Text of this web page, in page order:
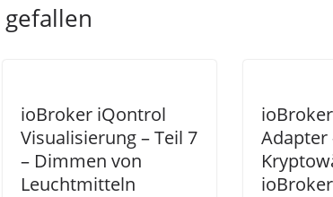
ioBroker iQontrol
Visualisierung – Teil 7
– Dimmen von
Leuchtmitteln
Adapter
ioBroker